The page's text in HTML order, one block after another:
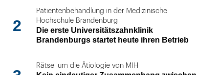
2
Patientenbehandlung in der Medizinische
Hochschule Brandenburg
Die erste Universitätszahnklinik
Brandenburgs startet heute ihren Betrieb
Rätsel um die Ätiologie von MIH